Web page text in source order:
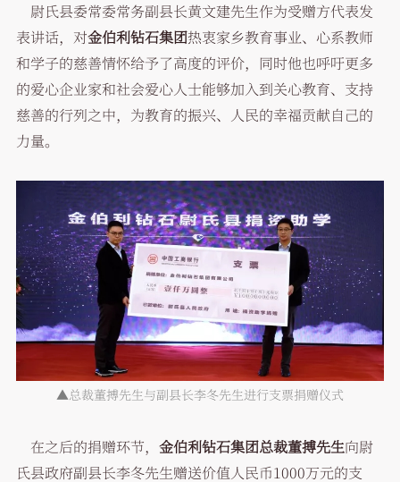
尉氏县委常委常务副县长黄文建先生作为受赠方代表发
表讲话，对金伯利钻石集团热衷家乡教育事业、心系教师
和学子的慈善情怀给予了高度的评价，同时他也呼吁更多
的爱心企业家和社会爱心人士能够加入到关心教育、支持
慈善的行列之中，为教育的振兴、人民的幸福贡献自己的
力量。
▲总裁董搏先生与副县长李冬先生进行支票捐赠仪式
在之后的捐赠环节， 金伯利钻石集团总裁董搏先生向尉
氏县政府副县长李冬先生赠送价值人民币1000万元的支